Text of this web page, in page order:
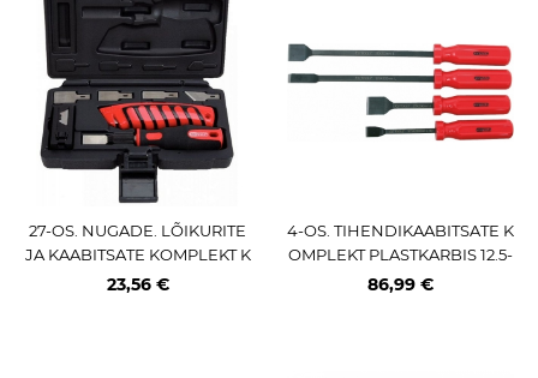
27-OS. NUGADE. LÕIKURITE
JA KAABITSATE KOMPLEKT K
S TOOLS
23,56 €
4-OS. TIHENDIKAABITSATE K
OMPLEKT PLASTKARBIS 12.5-
25MM KS TOOLS
86,99 €